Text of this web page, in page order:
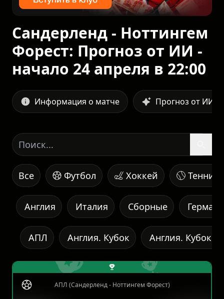
Сандерленд - Ноттингем
Форест: Прогноз от ИИ -
начало 24 апреля в 22:00
Информация о матче Прогноз от ИИ
Все Футбол Хоккей Теннис
Италия Сборные
Англия
Англия. Кубок
АПЛ Англия. Кубок
АПЛ (Сандерленд - Ноттингем Форест)